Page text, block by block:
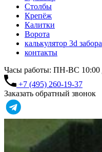
Столбы
Крепёж
Калитки
Ворота
калькулятор 3d забора
контакты
Часы работы: ПН-ВС 10:00
+7 (495) 260-19-37
Заказать обратный звонок